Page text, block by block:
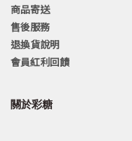
商品寄送
售後服務
退換貨說明
會員紅利回饋
關於彩糖